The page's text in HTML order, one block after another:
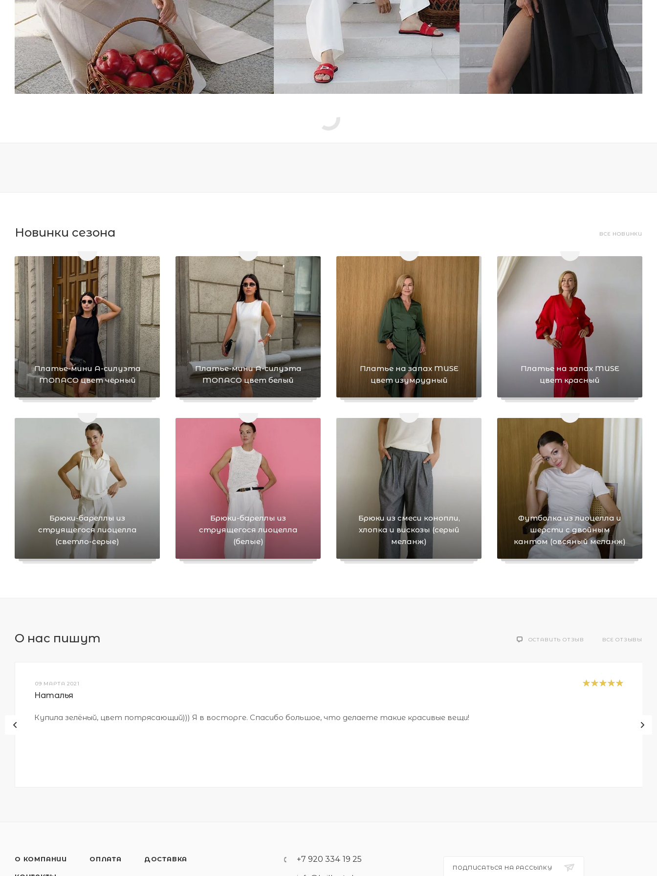
Новинки сезона ВСЕ НОВИНКИ
Платье-мини А-силуэта
MONACO цвет чёрный
Платье-мини А-силуэта
MONACO цвет белый
Платье на запах MUSE
цвет изумрудный
Платье на запах MUSE
цвет красный
Брюки-бареллы из
струящегося лиоцелла
(светло-серые)
Брюки-бареллы из
струящегося лиоцелла
(белые)
Брюки из смеси конопли,
хлопка и вискозы (серый
меланж)
Футболка из лиоцелла и
шерсти с двойным
кантом (овсяный меланж)
О нас пишут ВСЕ ОТЗЫВЫ
ОСТАВИТЬ ОТЗЫВ
09 МАРТА 2021
Наталья
Купила зелёный, цвет потрясающий))) Я в восторге. Спасибо большое, что делаете такие красивые вещи!
О КОМПАНИИ ОПЛАТА ДОСТАВКА
+7 920 334 19 25
ПОДПИСАТЬСЯ НА РАССЫЛКУ